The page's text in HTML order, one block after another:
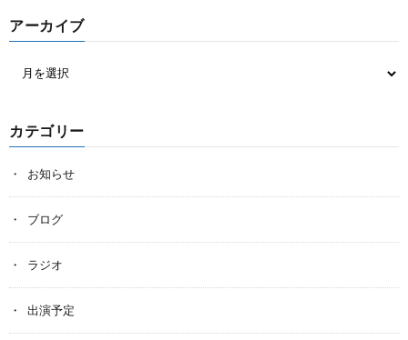
アーカイブ
カテゴリー
お知らせ
ブログ
ラジオ
出演予定